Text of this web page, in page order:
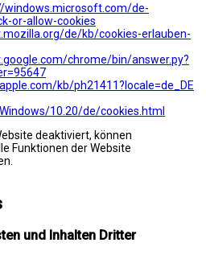
windows.microsoft.com/de-
or-allow-cookies
de/kb/cookies-erlauben-
chrome/bin/answer.py?
kb/ph21411?locale=de_DE
10.20/de/cookies.html
deaktiviert, können
Funktionen der Website
und Inhalten Dritter